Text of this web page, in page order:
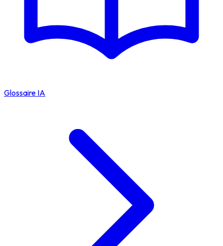
Glossaire IA